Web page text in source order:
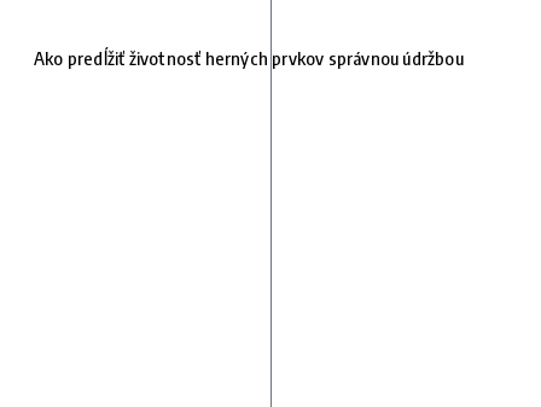
Ako predĺžiť životnosť herných prvkov správnou údržbou